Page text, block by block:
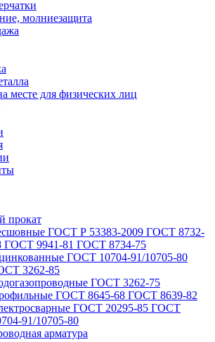
молниезащита
месте для физических лиц
прокат
ГОСТ Р 53383-2009 ГОСТ 8732-
ГОСТ 9941-81 ГОСТ 8734-75
ГОСТ 10704-91/10705-80
3262-85
ГОСТ 3262-75
ГОСТ 8645-68 ГОСТ 8639-82
ГОСТ 20295-85 ГОСТ
91/10705-80
арматура